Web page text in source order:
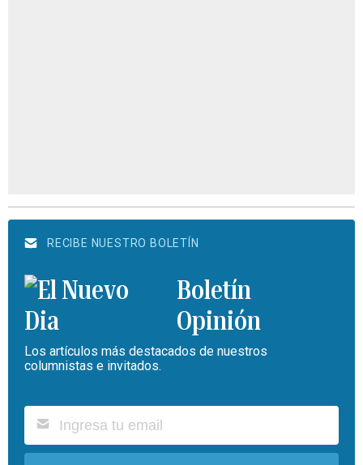
RECIBE NUESTRO BOLETÍN
Boletín
Opinión
Los artículos más destacados de nuestros
columnistas e invitados.